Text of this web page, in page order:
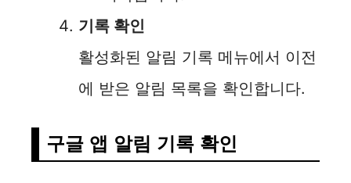
기록 확인
활성화된 알림 기록 메뉴에서 이전
에 받은 알림 목록을 확인합니다.
구글 앱 알림 기록 확인